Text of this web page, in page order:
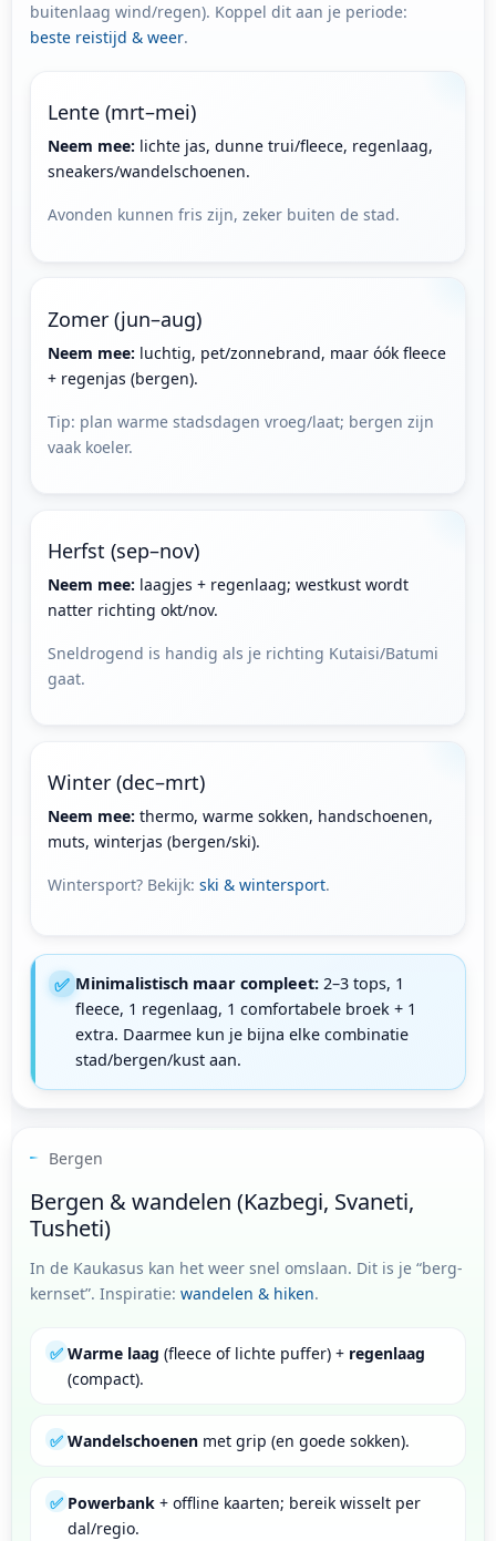
buitenlaag wind/regen). Koppel dit aan je periode:
beste reistijd & weer.
Lente (mrt–mei)
Neem mee: lichte jas, dunne trui/fleece, regenlaag,
sneakers/wandelschoenen.
Avonden kunnen fris zijn, zeker buiten de stad.
Zomer (jun–aug)
Neem mee: luchtig, pet/zonnebrand, maar óók fleece
+ regenjas (bergen).
Tip: plan warme stadsdagen vroeg/laat; bergen zijn
vaak koeler.
Herfst (sep–nov)
Neem mee: laagjes + regenlaag; westkust wordt
natter richting okt/nov.
Sneldrogend is handig als je richting Kutaisi/Batumi
gaat.
Winter (dec–mrt)
Neem mee: thermo, warme sokken, handschoenen,
muts, winterjas (bergen/ski).
Wintersport? Bekijk:ski & wintersport.
✅ Minimalistisch maar compleet: 2–3 tops, 1
fleece, 1 regenlaag, 1 comfortabele broek + 1
extra. Daarmee kun je bijna elke combinatie
stad/bergen/kust aan.
Bergen
Bergen & wandelen (Kazbegi, Svaneti,
Tusheti)
In de Kaukasus kan het weer snel omslaan. Dit is je “berg-
kernset”. Inspiratie: wandelen & hiken.
✅ Warme laag (fleece of lichte puffer) + regenlaag
(compact).
✅ Wandelschoenenmet grip (en goede sokken).
✅ Powerbank+ offline kaarten; bereik wisselt per
dal/regio.